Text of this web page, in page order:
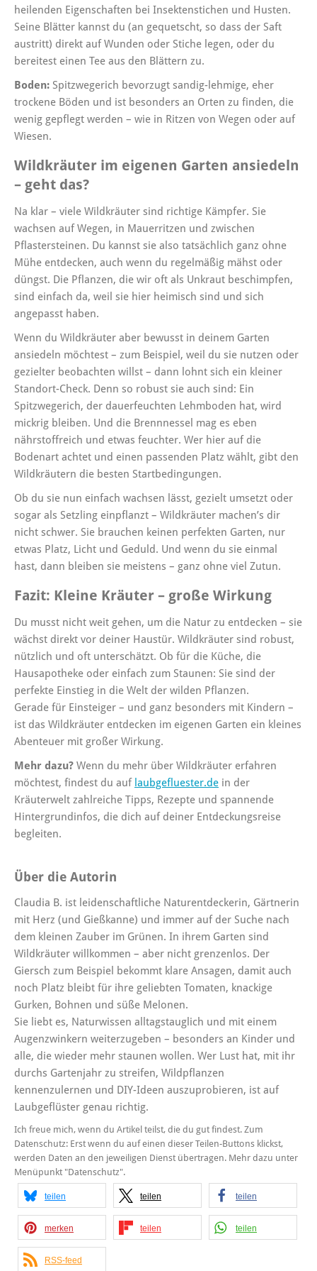
heilenden Eigenschaften bei Insektenstichen und Husten.
Seine Blätter kannst du (an gequetscht, so dass der Saft
austritt) direkt auf Wunden oder Stiche legen, oder du
bereitest einen Tee aus den Blättern zu.
Boden: Spitzwegerich bevorzugt sandig-lehmige, eher
trockene Böden und ist besonders an Orten zu finden, die
wenig gepflegt werden – wie in Ritzen von Wegen oder auf
Wiesen.
Wildkräuter im eigenen Garten ansiedeln
– geht das?
Na klar – viele Wildkräuter sind richtige Kämpfer. Sie
wachsen auf Wegen, in Mauerritzen und zwischen
Pflastersteinen. Du kannst sie also tatsächlich ganz ohne
Mühe entdecken, auch wenn du regelmäßig mähst oder
düngst. Die Pflanzen, die wir oft als Unkraut beschimpfen,
sind einfach da, weil sie hier heimisch sind und sich
angepasst haben.
Wenn du Wildkräuter aber bewusst in deinem Garten
ansiedeln möchtest – zum Beispiel, weil du sie nutzen oder
gezielter beobachten willst – dann lohnt sich ein kleiner
Standort-Check. Denn so robust sie auch sind: Ein
Spitzwegerich, der dauerfeuchten Lehmboden hat, wird
mickrig bleiben. Und die Brennnessel mag es eben
nährstoffreich und etwas feuchter. Wer hier auf die
Bodenart achtet und einen passenden Platz wählt, gibt den
Wildkräutern die besten Startbedingungen.
Ob du sie nun einfach wachsen lässt, gezielt umsetzt oder
sogar als Setzling einpflanzt – Wildkräuter machen’s dir
nicht schwer. Sie brauchen keinen perfekten Garten, nur
etwas Platz, Licht und Geduld. Und wenn du sie einmal
hast, dann bleiben sie meistens – ganz ohne viel Zutun.
Fazit: Kleine Kräuter – große Wirkung
Du musst nicht weit gehen, um die Natur zu entdecken – sie
wächst direkt vor deiner Haustür. Wildkräuter sind robust,
nützlich und oft unterschätzt. Ob für die Küche, die
Hausapotheke oder einfach zum Staunen: Sie sind der
perfekte Einstieg in die Welt der wilden Pflanzen.
Gerade für Einsteiger – und ganz besonders mit Kindern –
ist das Wildkräuter entdecken im eigenen Garten ein kleines
Abenteuer mit großer Wirkung.
Mehr dazu? Wenn du mehr über Wildkräuter erfahren
möchtest, findest du auf laubgefluester.de in der
Kräuterwelt zahlreiche Tipps, Rezepte und spannende
Hintergrundinfos, die dich auf deiner Entdeckungsreise
begleiten.
Über die Autorin
Claudia B. ist leidenschaftliche Naturentdeckerin, Gärtnerin
mit Herz (und Gießkanne) und immer auf der Suche nach
dem kleinen Zauber im Grünen. In ihrem Garten sind
Wildkräuter willkommen – aber nicht grenzenlos. Der
Giersch zum Beispiel bekommt klare Ansagen, damit auch
noch Platz bleibt für ihre geliebten Tomaten, knackige
Gurken, Bohnen und süße Melonen.
Sie liebt es, Naturwissen alltagstauglich und mit einem
Augenzwinkern weiterzugeben – besonders an Kinder und
alle, die wieder mehr staunen wollen. Wer Lust hat, mit ihr
durchs Gartenjahr zu streifen, Wildpflanzen
kennenzulernen und DIY-Ideen auszuprobieren, ist auf
Laubgeflüster genau richtig.
Ich freue mich, wenn du Artikel teilst, die du gut findest. Zum
Datenschutz: Erst wenn du auf einen dieser Teilen-Buttons klickst,
werden Daten an den jeweiligen Dienst übertragen. Mehr dazu unter
Menüpunkt "Datenschutz".
teilen teilen teilen
merken teilen teilen
RSS-feed